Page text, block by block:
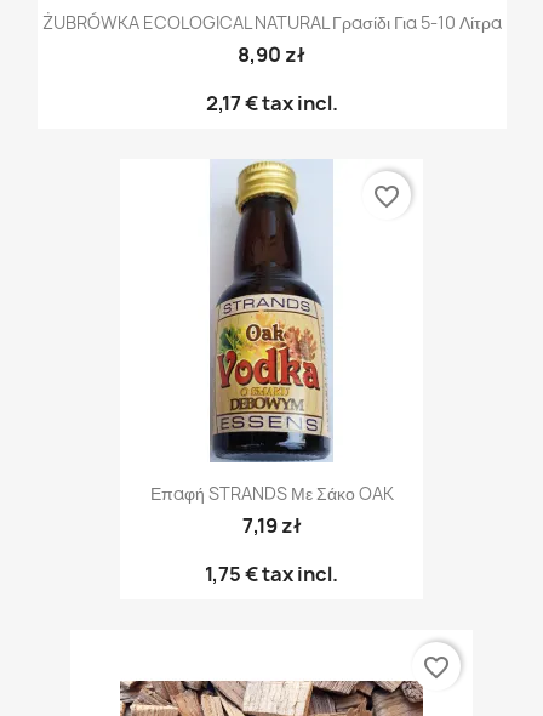
ŻUBRÓWKA ECOLOGICAL NATURAL Γρασίδι Για 5-10 Λίτρα
8,90 zł
2,17 €tax incl.
Επαφή STRANDS Με Σάκο OAK
7,19 zł
1,75 €tax incl.
favorite_border
favorite_border